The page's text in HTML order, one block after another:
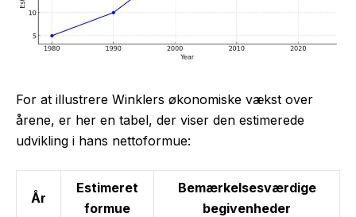
For at illustrere Winklers økonomiske vækst over
årene, er her en tabel, der viser den estimerede
udvikling i hans nettoformue:
År
Estimeret
formue
Bemærkelsesværdige
begivenheder